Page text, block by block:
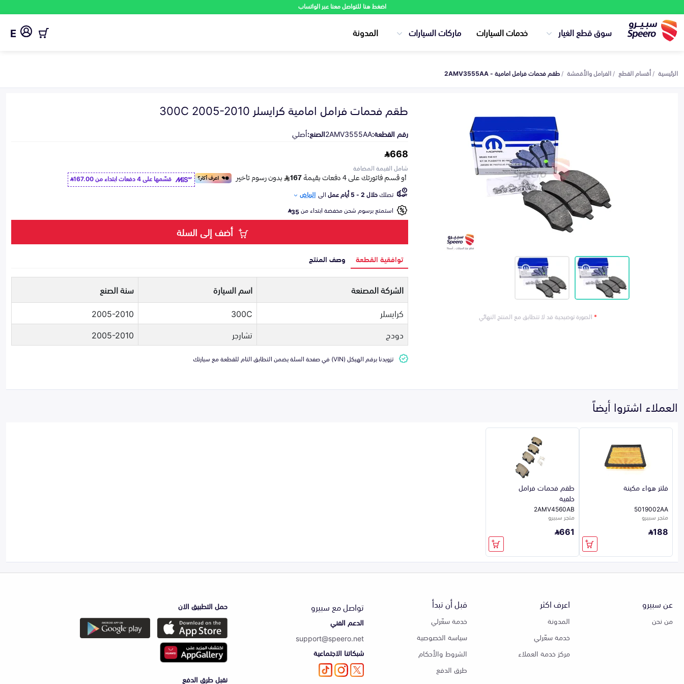
اضغط هنا للتواصل معنا عبر الواتساب
سوق قطع الغيار خدمات السيارات ماركات السيارات المدونة E
الرئيسية أقسام القطع الفرامل والأقمشة طقم فحمات فرامل امامية - 2AMV3555AA
*الصورة توضيحية قد لا تتطابق مع المنتج النهائي
طقم فحمات فرامل امامية كرايسلر 300C 2005-2010
رقم القطعة:2AMV3555AAالصنع:أصلي
668
شامل القيمة المضافة
قسّمها على 4 دفعات ابتداء من
167.00
تصلكخلال 2 - 5 أيام عمل الى الرياض
استمتع برسوم شحن مخفضة ابتداء من35
أضف إلى السلة
توافقية القطعة وصف المنتج
الشركة المصنعة اسم السيارة
سنة الصنع
كرايسلر
300C
2005-2010
دودج
تشارجر 2005-2010
تزويدنا برقم الهيكل (VIN) في صفحة السلة يضمن التطابق التام للقطعة مع سيارتك
العملاء اشتروا أيضاً
فلتر هواء مكينة
5019002AA
متجر سبيرو
188
طقم فحمات فرامل
خلفية
2AMV4560AB
متجر سبيرو
661
عن سبيرو
من نحن
اعرف اكثر
المدونة
خدمة سعّرلي
مركز خدمة العملاء
قبل أن تبدأ
خدمة سعّرلي
سياسة الخصوصية
الشروط والأحكام
طرق الدفع
تواصل مع سبيرو
الدعم الفني
support@speero.net
شبكاتنا الاجتماعية
حمل التطبيق الان
نقبل طرق الدفع